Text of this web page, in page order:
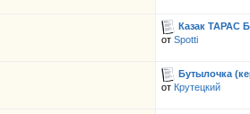
Казак ТАРАС
от Spotti
Бутылочка
от Крутецкий